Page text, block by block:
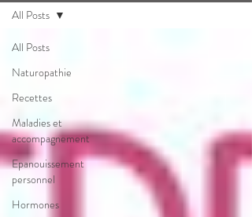
All Posts
Naturopathie
Recettes
Maladies et
accompagnement
Epanouissement
personnel
Hormones
All Posts